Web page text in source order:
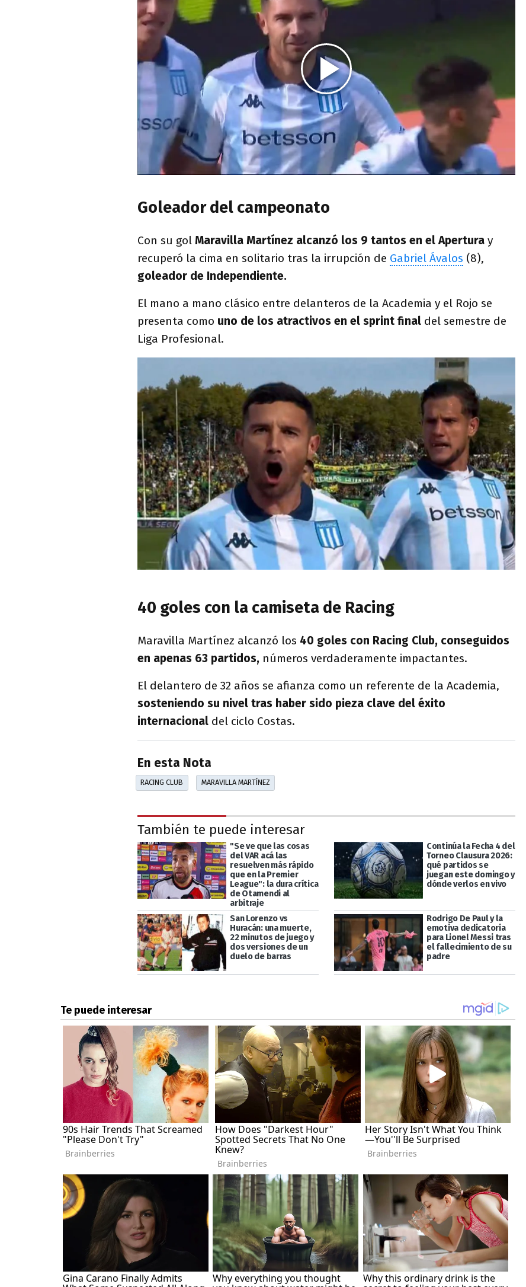
Goleador del campeonato
Con su gol Maravilla Martínez alcanzó los 9 tantos en el Apertura y
recuperó la cima en solitario tras la irrupción de Gabriel Ávalos (8),
goleador de Independiente.
El mano a mano clásico entre delanteros de la Academia y el Rojo se
presenta como uno de los atractivos en el sprint final del semestre de
Liga Profesional.
40 goles con la camiseta de Racing
Maravilla Martínez alcanzó los 40 goles con Racing Club, conseguidos
en apenas 63 partidos, números verdaderamente impactantes.
El delantero de 32 años se afianza como un referente de la Academia,
sosteniendo su nivel tras haber sido pieza clave del éxito
internacional del ciclo Costas.
En esta Nota
RACING CLUB MARAVILLA MARTÍNEZ
También te puede interesar
"Se ve que las cosas
del VAR acá las
resuelven más rápido
que en la Premier
League": la dura crítica
de Otamendi al
arbitraje
Continúa la Fecha 4 del
Torneo Clausura 2026:
qué partidos se
juegan este domingo y
dónde verlos en vivo
San Lorenzo vs
Huracán: una muerte,
22 minutos de juego y
dos versiones de un
duelo de barras
Rodrigo De Paul y la
emotiva dedicatoria
para Lionel Messi tras
el fallecimiento de su
padre